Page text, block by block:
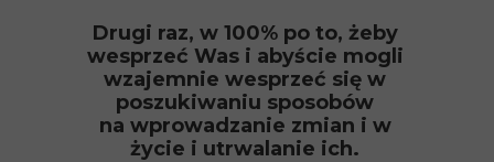
Drugi raz, w 100% po to, żeby
wesprzeć Was i abyście mogli
wzajemnie wesprzeć się w
poszukiwaniu sposobów
na wprowadzanie zmian i w
życie i utrwalanie ich.